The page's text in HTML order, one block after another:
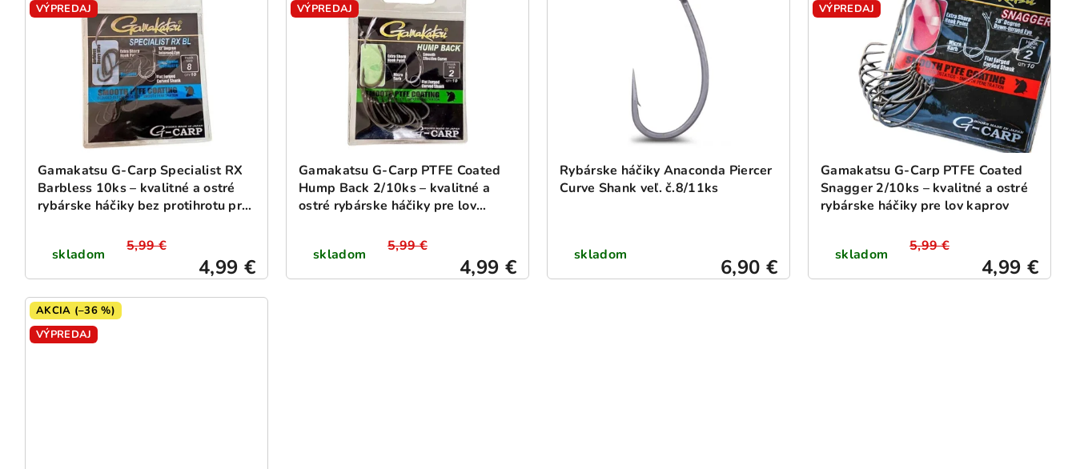
VÝPREDAJ
Gamakatsu G-Carp Specialist RX
Barbless 10ks – kvalitné a ostré
rybárske háčiky bez protihrotu pre
skladom
4,99 €
5,99 €
VÝPREDAJ
Gamakatsu G-Carp PTFE Coated
Hump Back 2/10ks – kvalitné a
ostré rybárske háčiky pre lov
skladom
4,99 €
5,99 €
Rybárske háčiky Anaconda Piercer
Curve Shank veľ. č.8/11ks
skladom 6,90 €
VÝPREDAJ
Gamakatsu G-Carp PTFE Coated
Snagger 2/10ks – kvalitné a ostré
rybárske háčiky pre lov kaprov
skladom 4,99 €
5,99 €
AKCIA (–36 %)
VÝPREDAJ